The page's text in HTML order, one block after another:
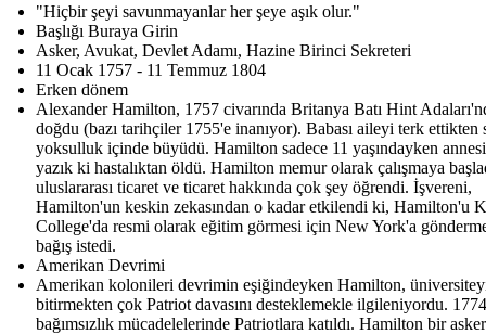
"Hiçbir şeyi savunmayanlar her şeye aşık olur."
Başlığı Buraya Girin
Asker, Avukat, Devlet Adamı, Hazine Birinci Sekreteri
11 Ocak 1757 - 11 Temmuz 1804
Erken dönem
Alexander Hamilton, 1757 civarında Britanya Batı Hint
doğdu (bazı tarihçiler 1755'e inanıyor). Babası aileyi terk ettikten
yoksulluk içinde büyüdü. Hamilton sadece 11 yaşındayken
yazık ki hastalıktan öldü. Hamilton memur olarak çalışmaya
uluslararası ticaret ve ticaret hakkında çok şey öğrendi. İşvereni,
Hamilton'un keskin zekasından o kadar etkilendi ki, Hamilton'u
College'da resmi olarak eğitim görmesi için New York'a
bağış istedi.
Amerikan Devrimi
Amerikan kolonileri devrimin eşiğindeyken Hamilton,
bitirmekten çok Patriot davasını desteklemekle ilgileniyordu.
bağımsızlık mücadelelerinde Patriotlara katıldı. Hamilton bir